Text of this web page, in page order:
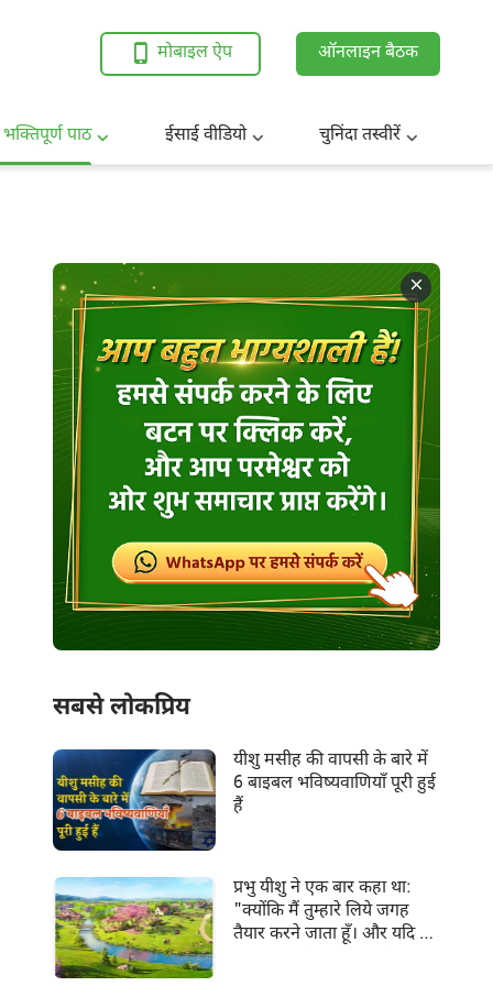
मोबाइल ऐप ऑनलाइन बैठक
पाठ ईसाई वीडियो चुनिंदा तस्वीरें
सबसे लोकप्रिय
यीशु मसीह की वापसी के बारे में
6 बाइबल भविष्यवाणियाँ पूरी हुई
हैं
प्रभु यीशु ने एक बार कहा था:
"क्योंकि मैं तुम्हारे लिये जगह
तैयार करने जाता हूँ। और यदि मैं